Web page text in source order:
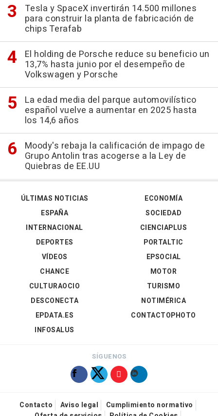
Tesla y SpaceX invertirán 14.500 millones
para construir la planta de fabricación de
chips Terafab
El holding de Porsche reduce su beneficio un
13,7% hasta junio por el desempeño de
Volkswagen y Porsche
La edad media del parque automovilístico
español vuelve a aumentar en 2025 hasta
los 14,6 años
Moody's rebaja la calificación de impago de
Grupo Antolin tras acogerse a la Ley de
Quiebras de EE.UU
ÚLTIMAS NOTICIAS
ESPAÑA
INTERNACIONAL
DEPORTES
VÍDEOS
ECONOMÍA
SOCIEDAD
CIENCIAPLUS
PORTALTIC
EPSOCIAL
CHANCE
CULTURAOCIO
DESCONECTA
EPDATA.ES
INFOSALUS
MOTOR
TURISMO
NOTIMÉRICA
CONTACTOPHOTO
SÍGUENOS
Contacto Aviso legal
Cumplimiento normativo